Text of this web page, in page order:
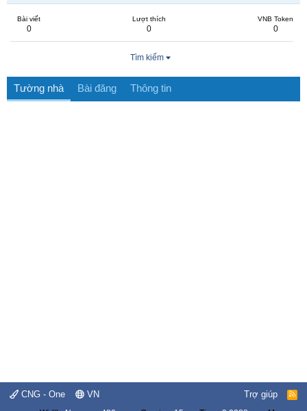
Bài viết
0
Lượt thích
0
VNB Token
0
Tìm kiếm
Tường nhà Bài đăng Thông tin
CNG - One VN Trợ giúp
R